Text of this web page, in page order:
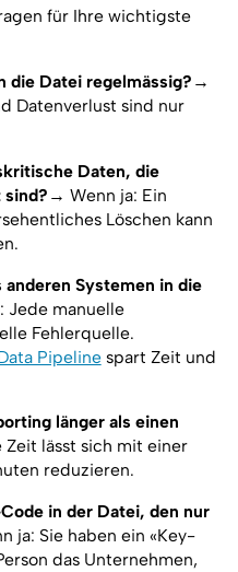
für Ihre wichtigste
die Datei regelmässig? →
Datenverlust sind nur
Daten, die
sind? → Wenn ja: Ein
Löschen kann
Systemen in die
Jede manuelle
Fehlerquelle.
Pipelinespart Zeit und
länger als einen
Zeit lässt sich mit einer
reduzieren.
in der Datei, den nur
ja: Sie haben ein «Key-
das Unternehmen,